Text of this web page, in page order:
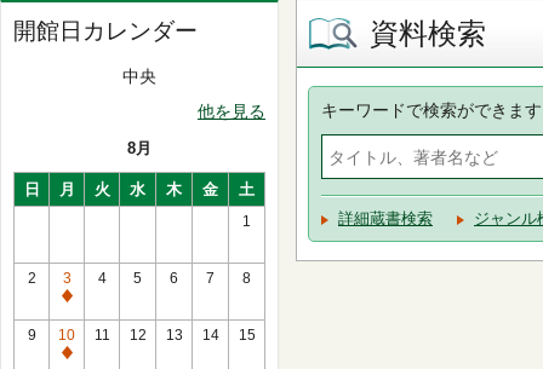
開館日カレンダー
中央
他を見る
8月
日 月 火 水 木 金 土
1
2
3
通
常
休
4 5 6 7 8
9
10
通
11 12 13 14 15
資料検索
キーワードで検索ができます
詳細蔵書検索 ジャンル